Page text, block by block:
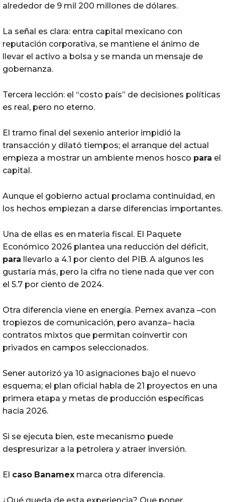
alrededor de 9 mil 200 millones de dólares.
La señal es clara: entra capital mexicano con
reputación corporativa, se mantiene el ánimo de
llevar el activo a bolsa y se manda un mensaje de
gobernanza.
Tercera lección: el “costo país” de decisiones políticas
es real, pero no eterno.
El tramo final del sexenio anterior impidió la
transacción y dilató tiempos; el arranque del actual
empieza a mostrar un ambiente menos hosco para el
capital.
Aunque el gobierno actual proclama continuidad, en
los hechos empiezan a darse diferencias importantes.
Una de ellas es en materia fiscal. El Paquete
Económico 2026 plantea una reducción del déficit,
para llevarlo a 4.1 por ciento del PIB. A algunos les
gustaría más, pero la cifra no tiene nada que ver con
el 5.7 por ciento de 2024.
Otra diferencia viene en energía. Pemex avanza –con
tropiezos de comunicación, pero avanza– hacia
contratos mixtos que permitan coinvertir con
privados en campos seleccionados.
Sener autorizó ya 10 asignaciones bajo el nuevo
esquema; el plan oficial habla de 21 proyectos en una
primera etapa y metas de producción específicas
hacia 2026.
Si se ejecuta bien, este mecanismo puede
despresurizar a la petrolera y atraer inversión.
El caso Banamex marca otra diferencia.
¿Qué queda de esta experiencia? Que poner